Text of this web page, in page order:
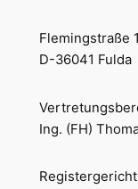
Flemingstraße
D-36041 Fulda
Ing. (FH)